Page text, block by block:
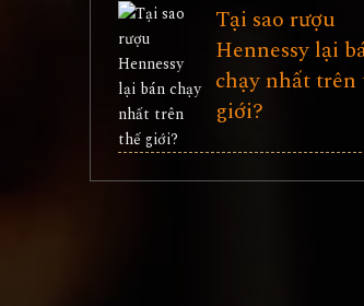
Tại sao rượu
Hennessy lại
chạy nhất trên
giới?